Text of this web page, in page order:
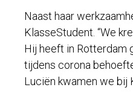
Naast haar
KlasseStudent. “We
Hij heeft in Rotterdam
tijdens corona
Luciën kwamen we bij